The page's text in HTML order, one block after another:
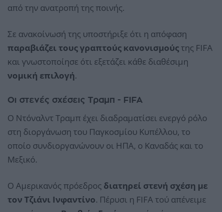
από την ανατροπή της ποινής.
Σε ανακοίνωσή της υποστήριξε ότι η απόφαση
παραβιάζει τους γραπτούς κανονισμούςτης FIFA
και γνωστοποίησε ότι εξετάζει κάθε διαθέσιμη
νομική επιλογή.
Οι στενές σχέσεις Τραμπ - FIFA
Ο Ντόναλντ Τραμπ έχει διαδραματίσει ενεργό ρόλο
στη διοργάνωση του Παγκοσμίου Κυπέλλου, το
οποίο συνδιοργανώνουν οι ΗΠΑ, ο Καναδάς και το
Μεξικό.
Ο Αμερικανός πρόεδρος διατηρεί στενή σχέση με
τον Τζιάνι Ινφαντίνο. Πέρυσι η FIFA τού απένειμε